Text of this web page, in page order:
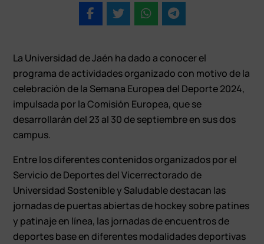
La Universidad de Jaén ha dado a conocer el
programa de actividades organizado con motivo de la
celebración de la Semana Europea del Deporte 2024,
impulsada por la Comisión Europea, que se
desarrollarán del 23 al 30 de septiembre en sus dos
campus.
Entre los diferentes contenidos organizados por el
Servicio de Deportes del Vicerrectorado de
Universidad Sostenible y Saludable destacan las
jornadas de puertas abiertas de hockey sobre patines
y patinaje en línea, las jornadas de encuentros de
deportes base en diferentes modalidades deportivas